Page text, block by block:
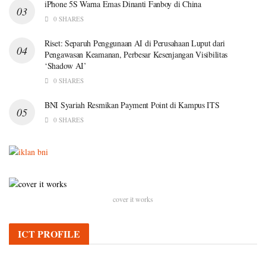
iPhone 5S Warna Emas Dinanti Fanboy di China
0 SHARES
Riset: Separuh Penggunaan AI di Perusahaan Luput dari
Pengawasan Keamanan, Perbesar Kesenjangan Visibilitas
‘Shadow AI’
0 SHARES
BNI Syariah Resmikan Payment Point di Kampus ITS
0 SHARES
cover it works
ICT PROFILE